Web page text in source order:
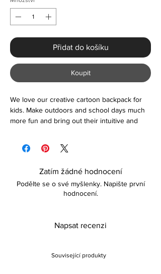
Přidat do košíku
Koupit
We love our creative cartoon backpack for
kids. Make outdoors and school days much
more fun and bring out their intuitive and
Zatím žádné hodnocení
Podělte se o své myšlenky. Napište první
hodnocení.
Napsat recenzi
Související produkty